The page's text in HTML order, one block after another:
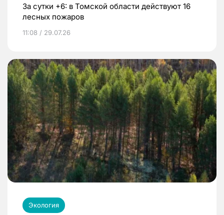
За сутки +6: в Томской области действуют 16
лесных пожаров
11:08 / 29.07.26
Экология